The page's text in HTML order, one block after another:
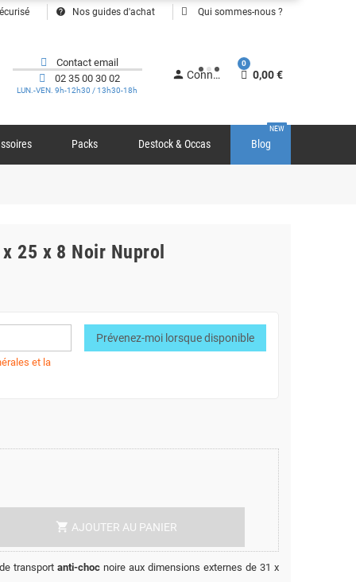
help Nos guides d'achat Qui sommes-nous ?
Contact email
02 35 00 30 02
LUN.-VEN. 9h-12h30 / 13h30-18h
person Connexion
0
0,00 €
Packs Destock & Occas Blog
NEW
25 x 8 Noir Nuprol
et la
Prévenez-moi lorsque disponible
shopping_cart AJOUTER AU PANIER
transport anti-choc noire aux dimensions externes de 31 x